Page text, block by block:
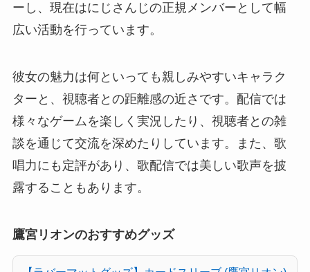
ーし、現在はにじさんじの正規メンバーとして幅
広い活動を行っています。
彼女の魅力は何といっても親しみやすいキャラク
ターと、視聴者との距離感の近さです。配信では
様々なゲームを楽しく実況したり、視聴者との雑
談を通じて交流を深めたりしています。また、歌
唱力にも定評があり、歌配信では美しい歌声を披
露することもあります。
鷹宮リオンのおすすめグッズ